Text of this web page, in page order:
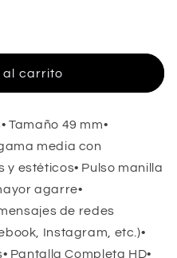
al carrito
Tamaño 49 mm•
media con
estéticos• Pulso manilla
agarre•
de redes
Instagram, etc.)•
Pantalla Completa HD•